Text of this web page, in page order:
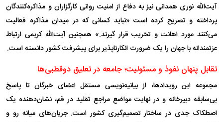
آیت‌الله نوری همدانی نیز به دفاع از امنیت روانی کارگزاران و مذاکره‌کنندگان
پرداخته و تصریح کرده است «نباید کسانی که در میدان مذاکره فعالیت
می‌کنند مورد اهانت و تخریب قرار گیرند.» همچنین آیت‌الله کریمی ارتباط
عزتمندانه با جهان را یک ضرورت انکارناپذیر برای پیشرفت کشور دانسته است.
تقابل پنهان نفوذ و مسئولیت؛ جامعه در تعلیق دوقطبی‌ها
مجموعه این رویدادها، از بیانیه‌نویسی مستقل اعضای خبرگان تا پاسخ
بی‌سابقه دبیرخانه و در نهایت مواضع مراجع تقلید در قم، نشان‌دهنده یک
اصطکاک جدی در ساختار تصمیم‌گیری کشور است. جریان‌های میانه رو و